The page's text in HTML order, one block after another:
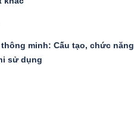
thông minh: Cấu tạo, chức năng
sử dụng